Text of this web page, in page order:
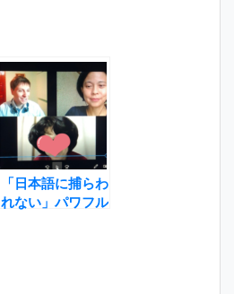
「日本語に捕らわ
れない」パワフル